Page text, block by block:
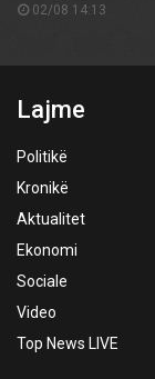
02/08 14:13
Lajme
Politikë
Kronikë
Aktualitet
Ekonomi
Sociale
Video
Top News LIVE